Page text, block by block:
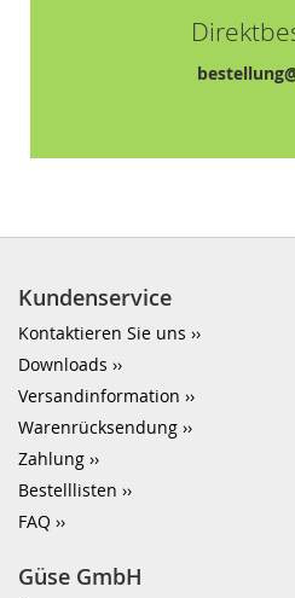
Kundenservice
Kontaktieren Sie uns
Downloads
Versandinformation
Warenrücksendung
Zahlung
Bestelllisten
FAQ
Güse GmbH